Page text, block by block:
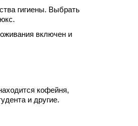
гигиены. Выбрать
включен и
кофейня,
и другие.